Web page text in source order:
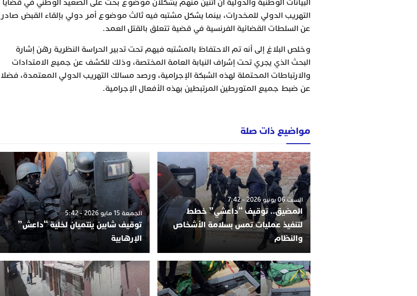
البيانات الوطنية والدولية أن اثنين منهم يشكلان موضوع بحث على الصعيد الوطني في قضايا
التهريب الدولي للمخدرات، بينما يشكل مشتبه فيه ثالث موضوع أمر دولي بإلقاء القبض صادر
عن السلطات القضائية الفرنسية في قضية تتعلق بالقتل العمد.
وخلص البلاغ إلى أنه تم الاحتفاظ بالمشتبه فيهم تحت تدبير الحراسة النظرية رهن إشارة
البحث الذي يجري تحت إشراف النيابة العامة المختصة، وذلك للكشف عن جميع الامتدادات
والارتباطات المحتملة لهذه الشبكة الإجرامية، ورصد مسالك التهريب الدولي المعتمدة، فضلا
عن ضبط جميع المتورطين المرتبطين بهذه الأفعال الإجرامية.
مواضيع ذات صلة
السبت 06 يونيو 2026 - 7:42
المضيق.. توقيف “داعشي” خطط
لتنفيذ عمليات تمس بسلامة الأشخاص
والنظام
الجمعة 15 مايو 2026 - 5:42
توقيف شابين ينتميان لخلية “داعش”
الإرهابية